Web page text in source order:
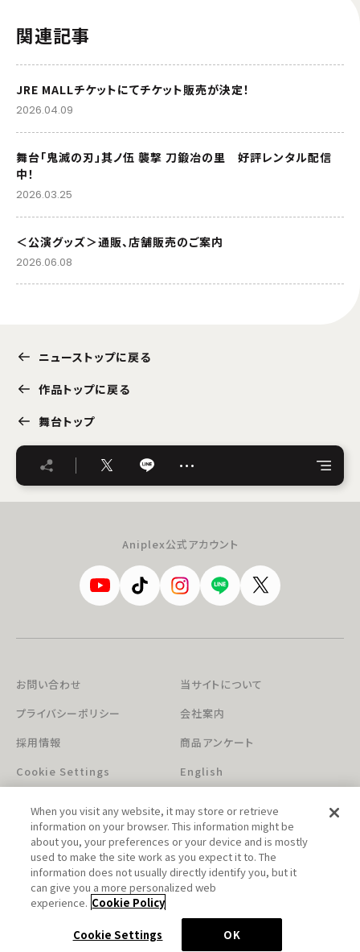
関連記事
JRE MALLチケットにてチケット販売が決定！
2026.04.09
舞台「鬼滅の刃」其ノ伍 襲撃 刀鍛冶の里 好評レンタル配信
中！
2026.03.25
＜公演グッズ＞通販、店舗販売のご案内
2026.06.08
ニューストップに戻る
作品トップに戻る
舞台トップ
…
Aniplex公式アカウント
お問い合わせ
当サイトについて
プライバシーポリシー
会社案内
採用情報
商品アンケート
Cookie Settings
English
このホームページに掲載されている著作物の無断利用を禁じます。
When you visit any website, it may store or retrieve
information on your browser. This information might be
about you, your preferences or your device and is mostly
used to make the site work as you expect it to. The
information does not usually directly identify you, but it
can give you a more personalized web
experience. Cookie Policy
Cookie Settings OK